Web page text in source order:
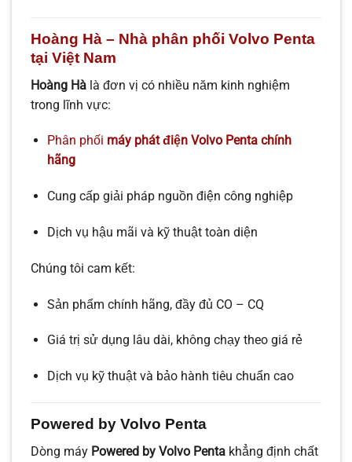
Hoàng Hà – Nhà phân phối Volvo Penta
tại Việt Nam
Hoàng Hà là đơn vị có nhiều năm kinh nghiệm
trong lĩnh vực:
Phân phối máy phát điện Volvo Penta chính
hãng
Cung cấp giải pháp nguồn điện công nghiệp
Dịch vụ hậu mãi và kỹ thuật toàn diện
Chúng tôi cam kết:
Sản phẩm chính hãng, đầy đủ CO – CQ
Giá trị sử dụng lâu dài, không chạy theo giá rẻ
Dịch vụ kỹ thuật và bảo hành tiêu chuẩn cao
Powered by Volvo Penta
Dòng máy Powered by Volvo Penta khẳng định chất